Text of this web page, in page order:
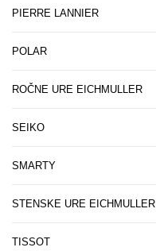
PIERRE LANNIER
POLAR
ROČNE URE EICHMULLER
SEIKO
SMARTY
STENSKE URE EICHMULLER
TISSOT